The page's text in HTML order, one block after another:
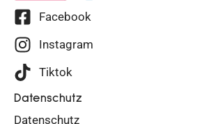
Facebook
Instagram
Tiktok
Datenschutz
Datenschutz